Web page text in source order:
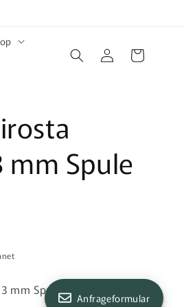
EinloggenWarenkorb
mm Spule
Spule 1 kg
Anfrageformular